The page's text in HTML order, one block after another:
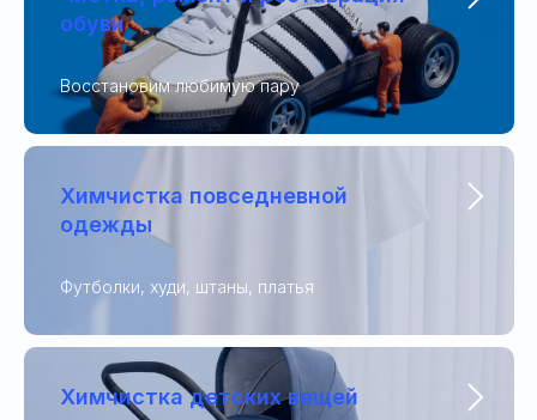
обуви
Восстановим любимую пару
Химчистка повседневной
одежды
Футболки, худи, штаны, платья
Химчистка детских вещей